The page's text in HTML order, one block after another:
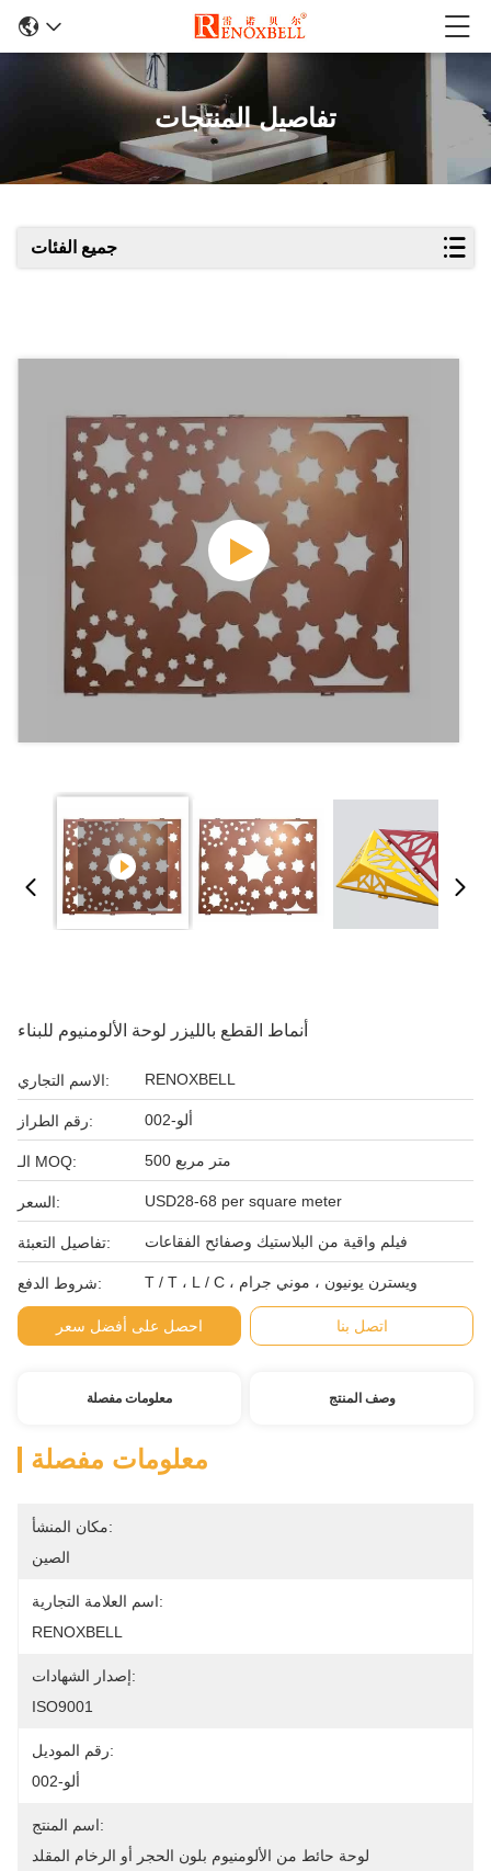
تفاصيل المنتجات
جميع الفئات
أنماط القطع بالليزر لوحة الألومنيوم للبناء
الاسم التجاري: RENOXBELL
رقم الطراز: ألو-002
الـ MOQ: 500 متر مربع
السعر: USD28-68 per square meter
تفاصيل التعبئة: فيلم واقية من البلاستيك وصفائح الفقاعات
شروط الدفع: T / T ، L / C ، ويسترن يونيون ، موني جرام
احصل على أفضل سعر اتصل بنا
معلومات مفصلة وصف المنتج
معلومات مفصلة
مكان المنشأ:
الصين
اسم العلامة التجارية:
RENOXBELL
إصدار الشهادات:
ISO9001
رقم الموديل:
ألو-002
اسم المنتج:
لوحة حائط من الألومنيوم بلون الحجر أو الرخام المقلد